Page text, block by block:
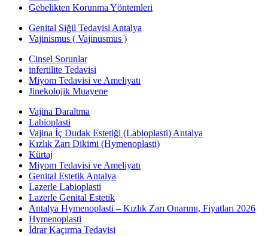
Gebelikten Korunma Yöntemleri
Genital Siğil Tedavisi Antalya
Vajinismus ( Vajinusmus )
Cinsel Sorunlar
infertilite Tedavisi
Miyom Tedavisi ve Ameliyatı
Jinekolojik Muayene
Vajina Daraltma
Labioplasti
Vajina İç Dudak Estetiği (Labioplasti) Antalya
Kızlık Zarı Dikimi (Hymenoplasti)
Kürtaj
Miyom Tedavisi ve Ameliyatı
Genital Estetik Antalya
Lazerle Labioplasti
Lazerle Genital Estetik
Antalya Hymenoplasti – Kızlık Zarı Onarımı, Fiyatları 2026
Hymenoplasti
İdrar Kaçırma Tedavisi